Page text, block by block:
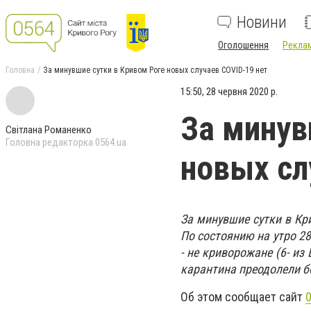
Новини
Оголошення
Головна За минувшие сутки в Кривом Роге новых случаев COVID-19 нет
Світлана Романенко
Головна редакторка 0564.ua
15:50, 28 червня 2020 р.
За
новых
За минувшие сутки в
По состоянию на утро
- не криворожане (6- из
карантина преодолели
Об этом сообщает сайт